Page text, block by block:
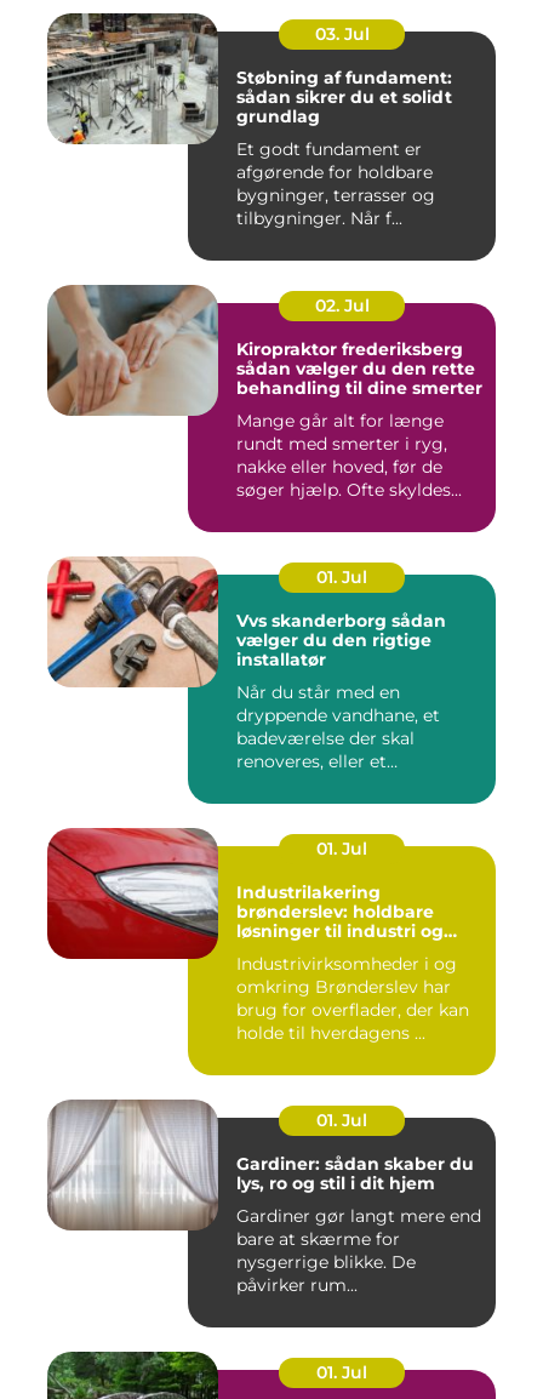
03. Jul
Støbning af fundament:
sådan sikrer du et solidt
grundlag
Et godt fundament er
afgørende for holdbare
bygninger, terrasser og
tilbygninger. Når f...
02. Jul
Kiropraktor frederiksberg
sådan vælger du den rette
behandling til dine smerter
Mange går alt for længe
rundt med smerter i ryg,
nakke eller hoved, før de
søger hjælp. Ofte skyldes...
01. Jul
Vvs skanderborg sådan
vælger du den rigtige
installatør
Når du står med en
dryppende vandhane, et
badeværelse der skal
renoveres, eller et
01. Jul
Industrilakering
brønderslev: holdbare
løsninger til industri og
Industrivirksomheder i og
omkring Brønderslev har
brug for overflader, der kan
holde til hverdagens ...
01. Jul
Gardiner: sådan skaber du
lys, ro og stil i dit hjem
Gardiner gør langt mere end
bare at skærme for
nysgerrige blikke. De
påvirker rum...
01. Jul